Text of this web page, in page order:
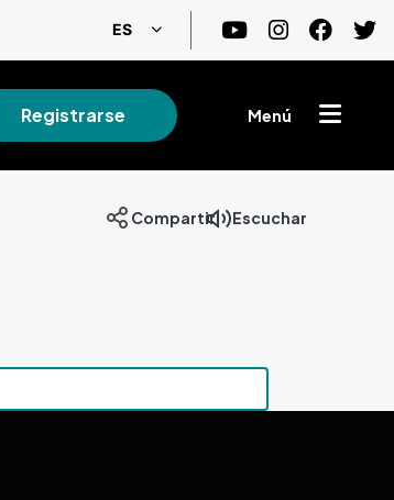
ES Lista adicional de acciones
Registrarse Menú
Compartir Escuchar